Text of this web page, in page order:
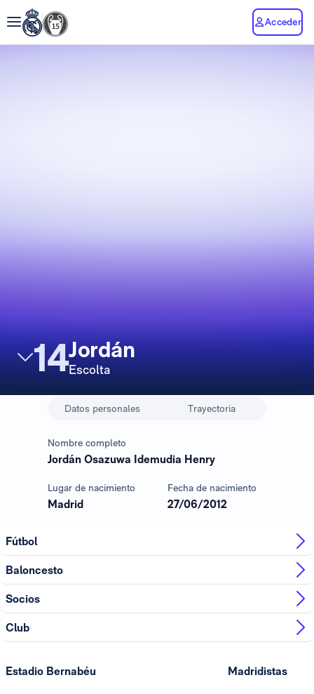
Acceder
14Jordán
Escolta
Datos personales Trayectoria
Nombre completo
Jordán Osazuwa Idemudia Henry
Lugar de nacimiento
Madrid
Fecha de nacimiento
27/06/2012
Fútbol
Baloncesto
Socios
Club
Estadio Bernabéu Madridistas